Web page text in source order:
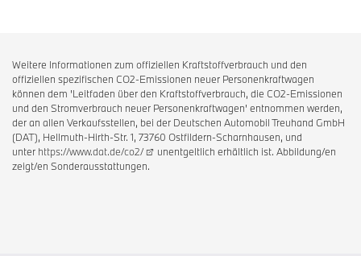
Weitere Informationen zum offiziellen Kraftstoffverbrauch und den
offiziellen spezifischen CO2-Emissionen neuer Personenkraftwagen
können dem 'Leitfaden über den Kraftstoffverbrauch, die CO2-Emissionen
und den Stromverbrauch neuer Personenkraftwagen' entnommen werden,
der an allen Verkaufsstellen, bei der Deutschen Automobil Treuhand GmbH
(DAT), Hellmuth-Hirth-Str. 1, 73760 Ostfildern-Scharnhausen, und
unter https://www.dat.de/co2/
unentgeltlich erhältlich ist. Abbildung/en
zeigt/en Sonderausstattungen.